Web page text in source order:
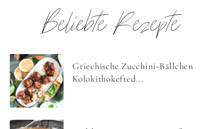
Beliebte Rezepte
Griechische Zucchini-Bällchen
Kolokithokefted...